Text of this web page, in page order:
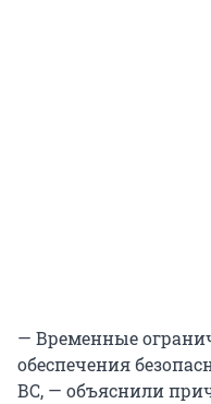
— Временные
обеспечения
ВС, — объяснили